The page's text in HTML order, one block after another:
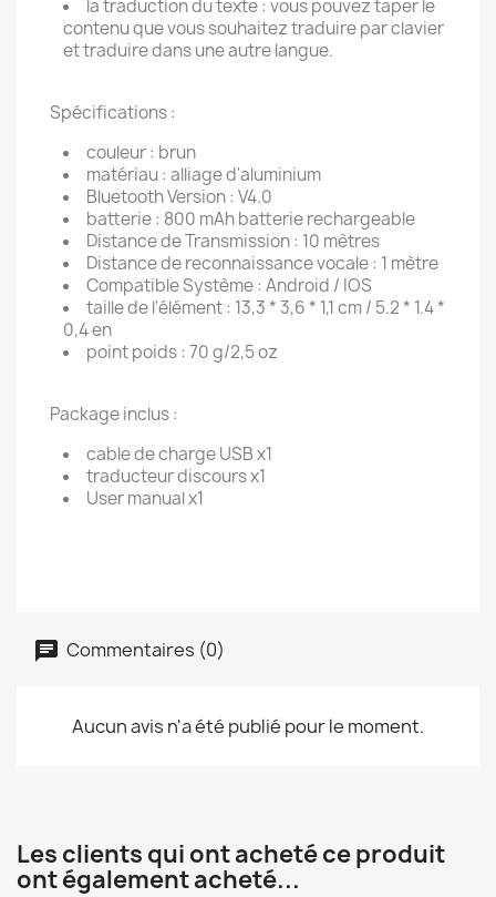
la traduction du texte : vous pouvez taper le
contenu que vous souhaitez traduire par clavier
et traduire dans une autre langue.
Spécifications :
couleur : brun
matériau : alliage d'aluminium
Bluetooth Version : V4.0
batterie : 800 mAh batterie rechargeable
Distance de Transmission : 10 mètres
Distance de reconnaissance vocale : 1 mètre
Compatible Système : Android / IOS
taille de l'élément : 13,3 * 3,6 * 1,1 cm / 5.2 * 1.4 *
0,4 en
point poids : 70 g/2,5 oz
Package inclus :
cable de charge USB x1
traducteur discours x1
User manual x1
Commentaires (0)
Aucun avis n'a été publié pour le moment.
Les clients qui ont acheté ce produit
ont également acheté...